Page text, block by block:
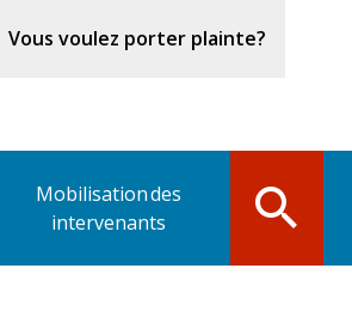
Vous voulez porter plainte?
Mobilisation des
intervenants